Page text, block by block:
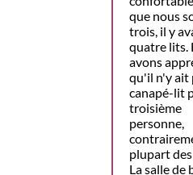
que nous
trois, il y
quatre lits.
avons
qu'il n'y ait
canapé-lit
troisième
personne,
plupart
La salle de